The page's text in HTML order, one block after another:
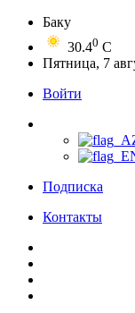
Баку
30.40 C
Пятница, 7
Войти
Подписка
Контакты